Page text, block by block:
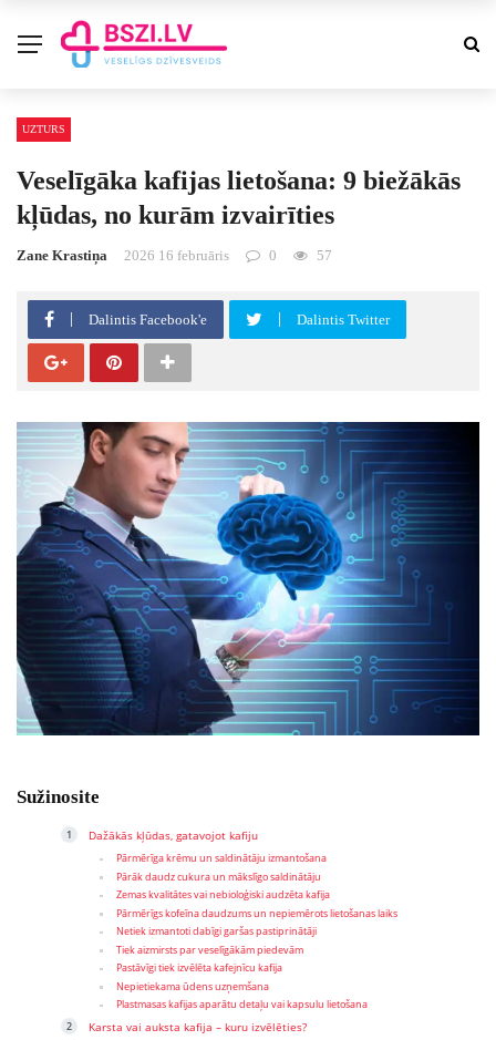
UZTURS
Veselīgāka kafijas lietošana: 9 biežākās
kļūdas, no kurām izvairīties
Zane Krastiņa 2026 16 februāris 0 57
Dalintis Facebook'e Dalintis Twitter
Sužinosite
Dažākās kļūdas, gatavojot kafiju
Pārmērīga krēmu un saldinātāju izmantošana
Pārāk daudz cukura un mākslīgo saldinātāju
Zemas kvalitātes vai nebioloģiski audzēta kafija
Pārmērīgs kofeīna daudzums un nepiemērots lietošanas laiks
Netiek izmantoti dabīgi garšas pastiprinātāji
Tiek aizmirsts par veselīgākām piedevām
Pastāvīgi tiek izvēlēta kafejnīcu kafija
Nepietiekama ūdens uzņemšana
Plastmasas kafijas aparātu detaļu vai kapsulu lietošana
Karsta vai auksta kafija – kuru izvēlēties?